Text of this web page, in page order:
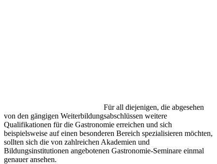
Für all diejenigen, die abgesehen
von den gängigen Weiterbildungsabschlüssen weitere
Qualifikationen für die Gastronomie erreichen und sich
beispielsweise auf einen besonderen Bereich spezialisieren möchten,
sollten sich die von zahlreichen Akademien und
Bildungsinstitutionen angebotenen Gastronomie-Seminare einmal
genauer ansehen.